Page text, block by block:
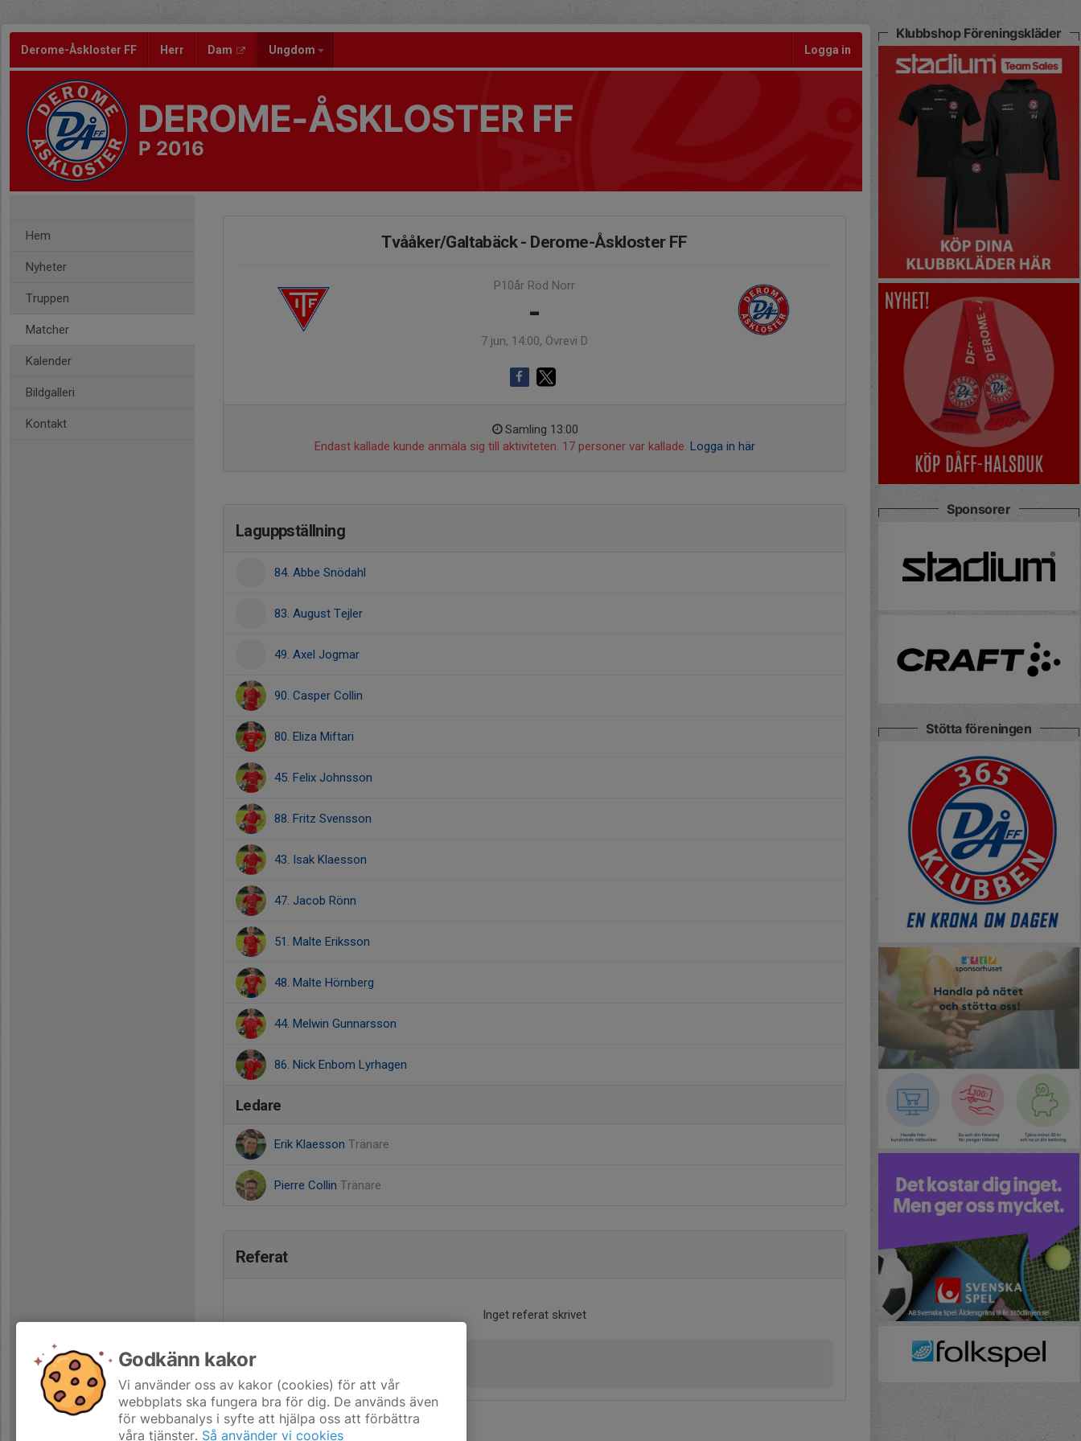
Derome-Åskloster FF Herr Dam Ungdom Logga in
DEROME-ÅSKLOSTER FF
P 2016
Hem
Nyheter
Truppen
Matcher
Kalender
Bildgalleri
Kontakt
Tvååker/Galtabäck - Derome-Åskloster FF
P10år Röd Norr
-
7 jun, 14:00, Övrevi D
Samling 13:00
Endast kallade kunde anmäla sig till aktiviteten. 17 personer var kallade. Logga in här
Laguppställning
84. Abbe Snödahl
83. August Tejler
49. Axel Jogmar
90. Casper Collin
80. Eliza Miftari
45. Felix Johnsson
88. Fritz Svensson
43. Isak Klaesson
47. Jacob Rönn
51. Malte Eriksson
48. Malte Hörnberg
44. Melwin Gunnarsson
86. Nick Enbom Lyrhagen
Ledare
Erik Klaesson Tränare
Pierre Collin Tränare
Referat
Inget referat skrivet
Klubbshop Föreningskläder
Sponsorer
Stötta föreningen
Godkänn kakor
Vi använder oss av kakor (cookies) för att vår
webbplats ska fungera bra för dig. De används även
för webbanalys i syfte att hjälpa oss att förbättra
våra tjänster. Så använder vi cookies